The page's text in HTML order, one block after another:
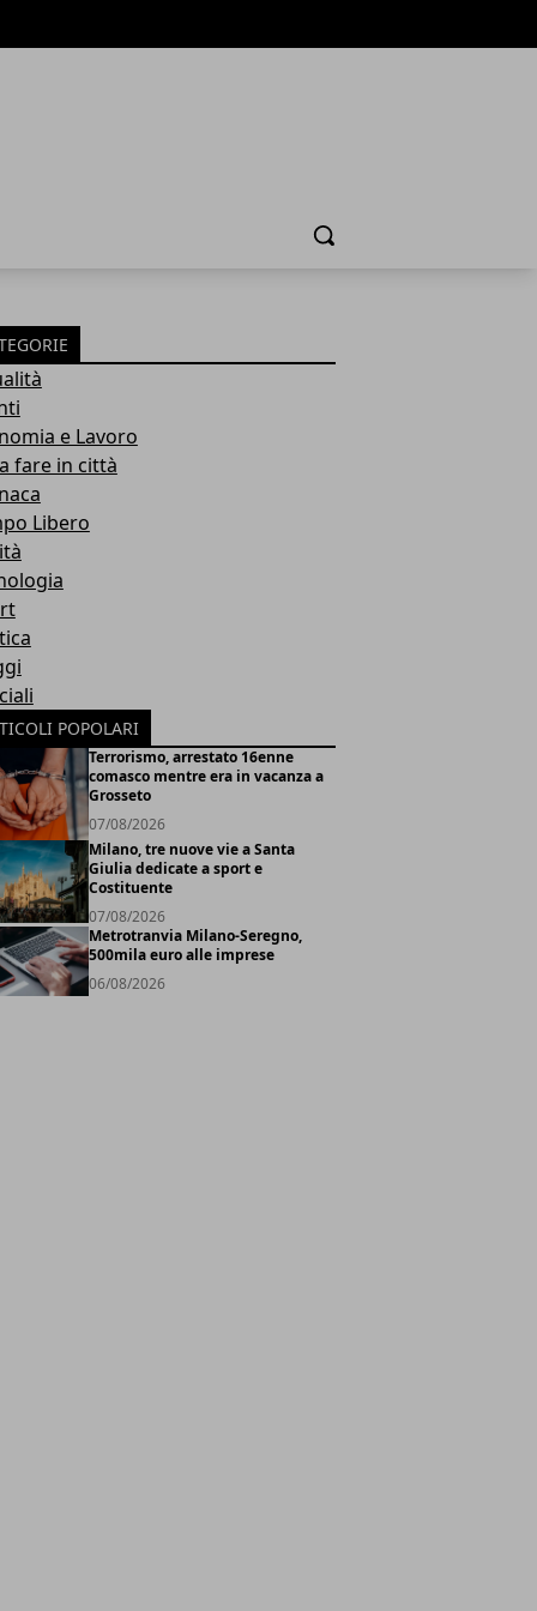
Cerca
e Lavoro
fare in città
Libero
POPOLARI
Terrorismo, arrestato 16enne
comasco mentre era in vacanza a
Grosseto
07/08/2026
Milano, tre nuove vie a Santa
Giulia dedicate a sport e
Costituente
07/08/2026
Metrotranvia Milano-Seregno,
500mila euro alle imprese
06/08/2026